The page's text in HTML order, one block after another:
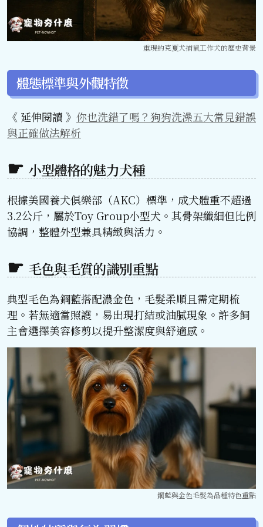
重現約克夏犬捕鼠工作犬的歷史背景
體態標準與外觀特徵
《 延伸閱讀 》 你也洗錯了嗎？狗狗洗澡五大常見錯誤
與正確做法解析
小型體格的魅力犬種
根據美國養犬俱樂部（AKC）標準，成犬體重不超過
3.2公斤，屬於Toy Group小型犬。其骨架纖細但比例
協調，整體外型兼具精緻與活力。
毛色與毛質的識別重點
典型毛色為鋼藍搭配濃金色，毛髮柔順且需定期梳
理。若無適當照護，易出現打結或油膩現象。許多飼
主會選擇美容修剪以提升整潔度與舒適感。
鋼藍與金色毛髮為品種特色重點